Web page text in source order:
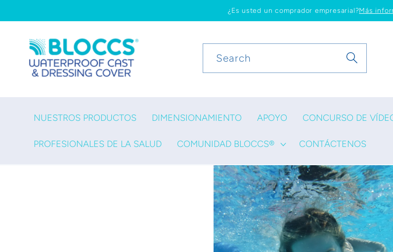
al contenido
¿Es usted un comprador empresarial?Más
NUESTROS PRODUCTOS DIMENSIONAMIENTO APOYO CONCURSO DE
PROFESIONALES DE LA SALUD COMUNIDAD BLOCCS® CONTÁCTENOS
Search